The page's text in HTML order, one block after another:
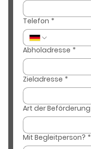
Telefon *
Abholadresse *
Zieladresse *
Art der Beförderung
Mit Begleitperson? *